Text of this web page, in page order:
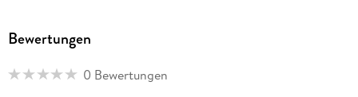
WishYouWellFoundation. org.
Bewertungen
0 Bewertungen